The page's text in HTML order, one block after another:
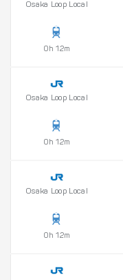
Osaka Loop Local
0h 12m
Osaka Loop Local
0h 12m
Osaka Loop Local
0h 12m